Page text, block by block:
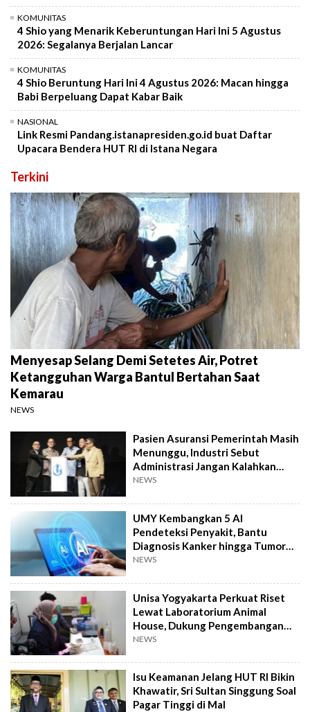
KOMUNITAS
4 Shio yang Menarik Keberuntungan Hari Ini 5 Agustus
2026: Segalanya Berjalan Lancar
KOMUNITAS
4 Shio Beruntung Hari Ini 4 Agustus 2026: Macan hingga
Babi Berpeluang Dapat Kabar Baik
NASIONAL
Link Resmi Pandang.istanapresiden.go.id buat Daftar
Upacara Bendera HUT RI di Istana Negara
Terkini
Menyesap Selang Demi Setetes Air, Potret
Ketangguhan Warga Bantul Bertahan Saat
Kemarau
NEWS
Pasien Asuransi Pemerintah Masih
Menunggu, Industri Sebut
Administrasi Jangan Kalahkan
Kemanusiaan
NEWS
UMY Kembangkan 5 AI
Pendeteksi Penyakit, Bantu
Diagnosis Kanker hingga Tumor
Otak Lebih Cepat
NEWS
Unisa Yogyakarta Perkuat Riset
Lewat Laboratorium Animal
House, Dukung Pengembangan
Kandidat Obat
NEWS
Isu Keamanan Jelang HUT RI Bikin
Khawatir, Sri Sultan Singgung Soal
Pagar Tinggi di Mal